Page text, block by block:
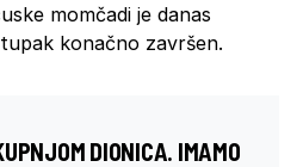
momčadi je danas
konačno završen.
DIONICA. IMAMO